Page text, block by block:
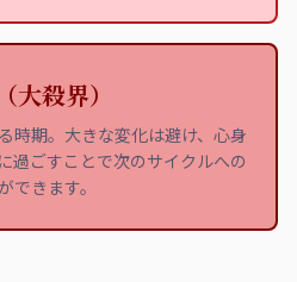
大殺界）
時期。大きな変化は避け、心身
過ごすことで次のサイクルへの
できます。